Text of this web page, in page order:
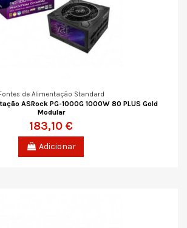
de Alimentação Standard
ASRock PG-1000G 1000W 80 PLUS Gold
Modular
183,10 €
Adicionar